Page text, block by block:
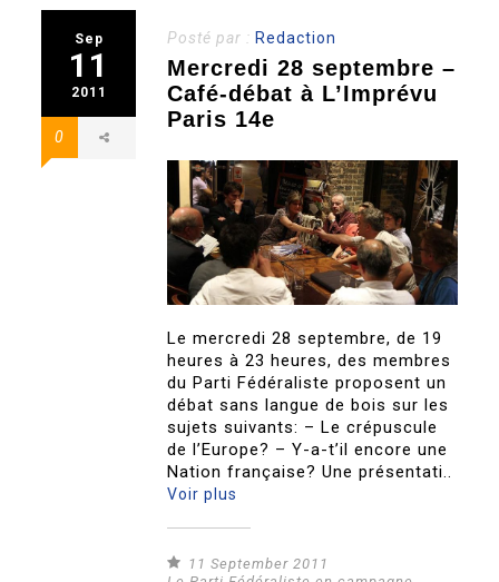
Sep
11
2011
0
Posté par : Redaction
Mercredi 28 septembre –
Café-débat à L’Imprévu
Paris 14e
Le mercredi 28 septembre, de 19
heures à 23 heures, des membres
du Parti Fédéraliste proposent un
débat sans langue de bois sur les
sujets suivants: – Le crépuscule
de l’Europe? – Y-a-t’il encore une
Nation française? Une présentati..
Voir plus
11 September 2011